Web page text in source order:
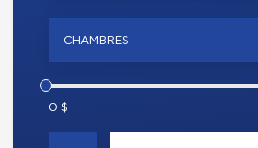
CHAMBRES
0 $